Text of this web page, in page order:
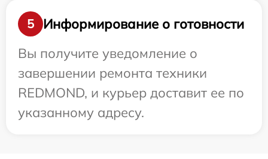
5
Информирование о готовности
Вы получите уведомление о
завершении ремонта техники
REDMOND, и курьер доставит ее по
указанному адресу.